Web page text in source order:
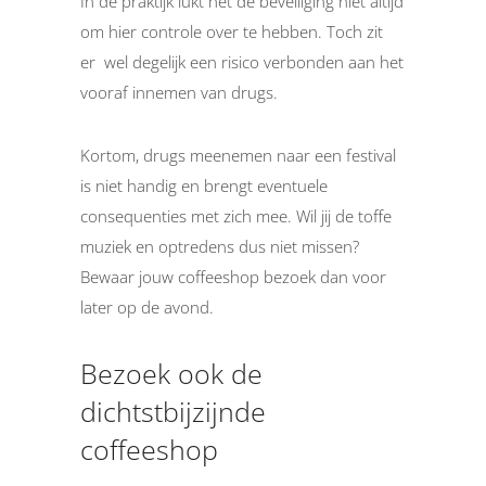
om hier controle over te hebben. Toch zit
er wel degelijk een risico verbonden aan het
vooraf innemen van drugs.
Kortom, drugs meenemen naar een festival
is niet handig en brengt eventuele
consequenties met zich mee. Wil jij de toffe
muziek en optredens dus niet missen?
Bewaar jouw coffeeshop bezoek dan voor
later op de avond.
Bezoek ook de
dichtstbijzijnde
coffeeshop